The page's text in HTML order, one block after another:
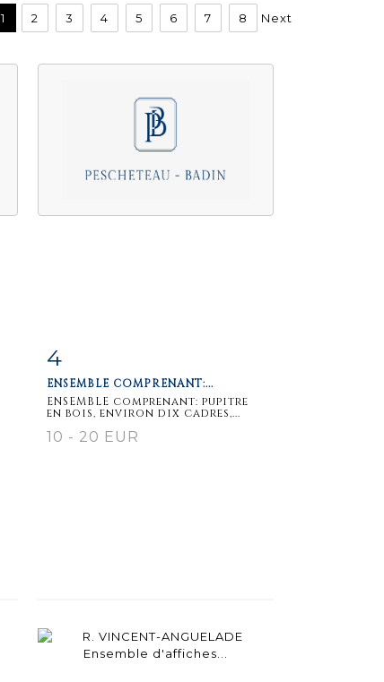
1 2 3 4 5 6 7 8 Next
4
ENSEMBLE COMPRENANT:...
ENSEMBLE comprenant: pupitre
en bois, environ dix cadres,...
10 - 20 EUR